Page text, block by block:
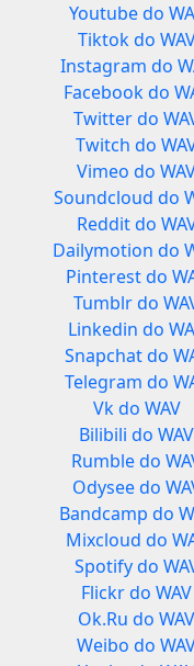
Youtube do
Tiktok do
Instagram do
Facebook do
Twitter do
Twitch do
Vimeo do
Soundcloud do
Reddit do
Dailymotion do
Pinterest do
Tumblr do
Linkedin do
Snapchat do
Telegram do
Vk do WAV
Bilibili do WAV
Rumble do
Odysee do
Bandcamp do
Mixcloud do
Spotify do
Flickr do WAV
Ok.Ru do WAV
Weibo do